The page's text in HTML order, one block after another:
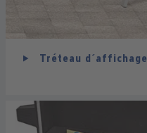
Tréteau d´affichage